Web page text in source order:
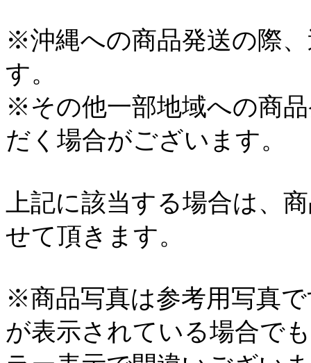
※沖縄への商品発送の際
す。
※その他一部地域への商
だく場合がございます。
上記に該当する場合は、
せて頂きます。
※商品写真は参考用写真
が表示されている場合で